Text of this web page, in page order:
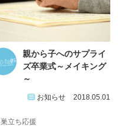
親から子へのサプライ
ズ卒業式～メイキング
～
お知らせ 2018.05.01
巣立ち応援